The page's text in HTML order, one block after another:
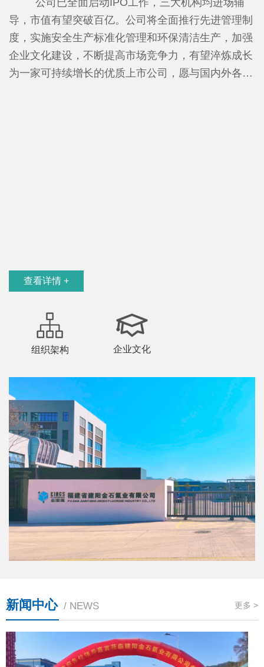
年产25000吨电子级氢氟酸生产线，达到了UPSSS标
准，产品质量在国内处于领先地位。项目建成投产后
金石氟业年销售收入将达到12亿元，年上缴税收1亿
元，项目全部达产后，年销售收入将达到30亿元，年
专利、83个实用新型专利。参与《化工设备安全管理
规范》及《高纯氟化铵溶液》两项国家标准的制定，
并已发布。
导，市值有望突破百亿。 公司将全面推行先进管理制
度，实施安全生产标准化管理和环保清洁生产，加强
企业文化建设，不断提高市场竞争力，有望淬炼成长
为一家可持续增长的优质上市公司，愿与国内外各界
查看详情 +
组织架构 企业文化
新闻中心 / NEWS 更多 >